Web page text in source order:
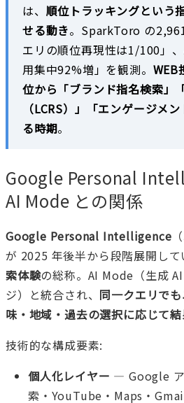
は、 順位トラッキングという
せる動き。SparkToro の
エリの順位再現性は1/100」
用集中92%増」を観測。 WEB
位から「ブランド指名検索」
（LCRS）」「エンゲージメ
る時期。
Google Personal
AI Mode との関係
Google Personal Intelligence
が 2025 年後半から段階展開して
索体験の総称。AI Mode（生成
ジ）と統合され、 同一クエリで
味・地域・過去の選択に応じて
技術的な構成要素:
個人化レイヤー — Google ア
索・YouTube・Maps・